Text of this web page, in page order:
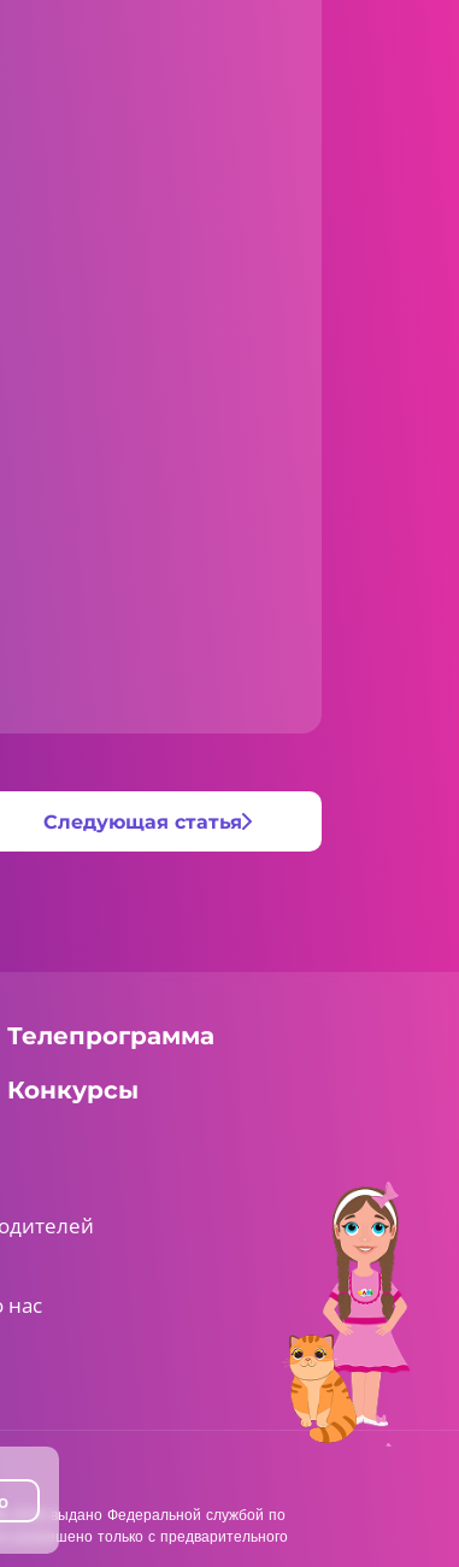
Следующая статья
Телепрограмма
Конкурсы
выдано Федеральной службой по
разрешено только с предварительного